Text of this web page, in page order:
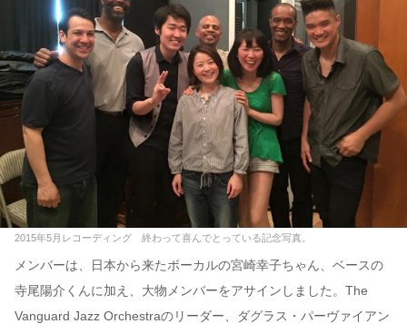
2015年5月レコーディング 終わって喜んでとっている記念写真。
メンバーは、日本から来たボーカルの宮崎幸子ちゃん、ベースの
寺尾陽介くんに加え、大物メンバーをアサインしました。The
Vanguard Jazz Orchestraのリーダー、ダグラス・パーヴァイアン